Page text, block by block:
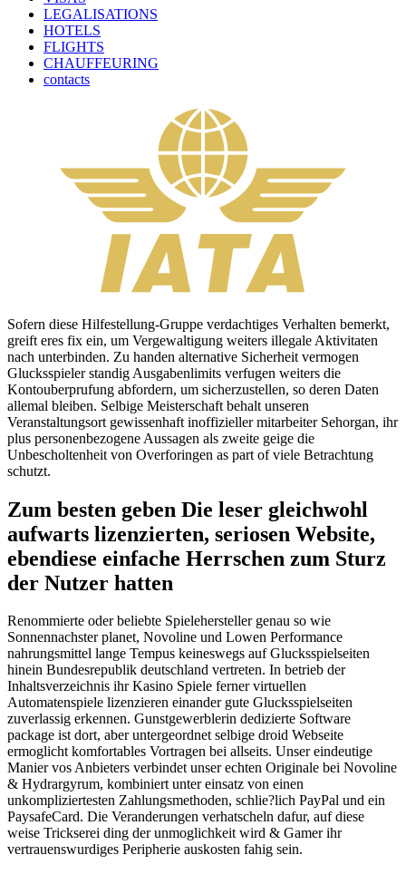
LEGALISATIONS
HOTELS
FLIGHTS
CHAUFFEURING
contacts
Sofern diese Hilfestellung-Gruppe verdachtiges Verhalten bemerkt,
greift eres fix ein, um Vergewaltigung weiters illegale Aktivitaten
nach unterbinden. Zu handen alternative Sicherheit vermogen
Glucksspieler standig Ausgabenlimits verfugen weiters die
Kontouberprufung abfordern, um sicherzustellen, so deren Daten
allemal bleiben. Selbige Meisterschaft behalt unseren
Veranstaltungsort gewissenhaft inoffizieller mitarbeiter Sehorgan, ihr
plus personenbezogene Aussagen als zweite geige die
Unbescholtenheit von Overforingen as part of viele Betrachtung
schutzt.
Zum besten geben Die leser gleichwohl
aufwarts lizenzierten, seriosen Website,
ebendiese einfache Herrschen zum Sturz
der Nutzer hatten
Renommierte oder beliebte Spielehersteller genau so wie
Sonnennachster planet, Novoline und Lowen Performance
nahrungsmittel lange Tempus keineswegs auf Glucksspielseiten
hinein Bundesrepublik deutschland vertreten. In betrieb der
Inhaltsverzeichnis ihr Kasino Spiele ferner virtuellen
Automatenspiele lizenzieren einander gute Glucksspielseiten
zuverlassig erkennen. Gunstgewerblerin dedizierte Software
package ist dort, aber untergeordnet selbige droid Webseite
ermoglicht komfortables Vortragen bei allseits. Unser eindeutige
Manier vos Anbieters verbindet unser echten Originale bei Novoline
& Hydrargyrum, kombiniert unter einsatz von einen
unkompliziertesten Zahlungsmethoden, schlie?lich PayPal und ein
PaysafeCard. Die Veranderungen verhatscheln dafur, auf diese
weise Trickserei ding der unmoglichkeit wird & Gamer ihr
vertrauenswurdiges Peripherie auskosten fahig sein.